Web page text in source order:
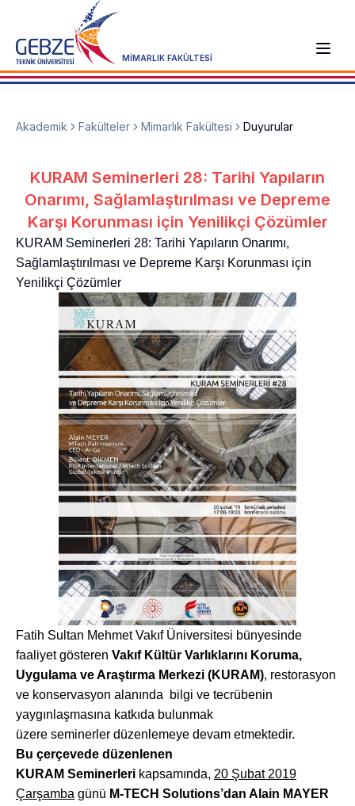
MİMARLIK FAKÜLTESİ
Akademik Fakülteler Mimarlık Fakültesi Duyurular
KURAM Seminerleri 28: Tarihi Yapıların
Onarımı, Sağlamlaştırılması ve Depreme
Karşı Korunması için Yenilikçi Çözümler
KURAM Seminerleri 28: Tarihi Yapıların Onarımı,
Sağlamlaştırılması ve Depreme Karşı Korunması için
Yenilikçi Çözümler
Fatih Sultan Mehmet Vakıf Üniversitesi bünyesinde
faaliyet gösteren Vakıf Kültür Varlıklarını Koruma,
Uygulama ve Araştırma Merkezi (KURAM), restorasyon
ve konservasyon alanında bilgi ve tecrübenin
yaygınlaşmasına katkıda bulunmak
üzere seminerler düzenlemeye devam etmektedir.
Bu çerçevede düzenlenen
KURAM Seminerleri kapsamında, 20 Şubat 2019
Çarşamba günü M-TECH Solutions’dan Alain MAYER